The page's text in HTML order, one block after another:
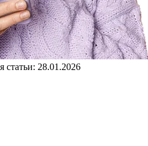
статьи: 28.01.2026